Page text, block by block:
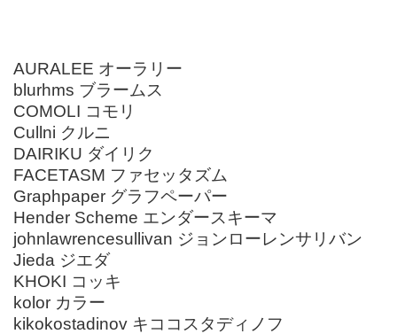
AURALEE オーラリー
blurhms ブラームス
COMOLI コモリ
Cullni クルニ
DAIRIKU ダイリク
FACETASM ファセッタズム
Graphpaper グラフペーパー
Hender Scheme エンダースキーマ
johnlawrencesullivan ジョンローレンサリバン
Jieda ジエダ
KHOKI コッキ
kolor カラー
kikokostadinov キココスタディノフ